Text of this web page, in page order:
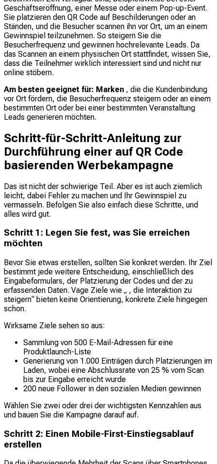
Geschäftseröffnung, einer Messe oder einem Pop-up-Event.
Sie platzieren den QR Code auf Beschilderungen oder an
Ständen, und die Besucher scannen ihn vor Ort, um an einem
Gewinnspiel teilzunehmen. So steigern Sie die
Besucherfrequenz und gewinnen hochrelevante Leads. Da
das Scannen an einem physischen Ort stattfindet, wissen Sie,
dass die Teilnehmer wirklich interessiert sind und nicht nur
online stöbern.
Am besten geeignet für: Marken , die die Kundenbindung
vor Ort fördern, die Besucherfrequenz steigern oder an einem
bestimmten Ort oder bei einer bestimmten Veranstaltung
Leads generieren möchten.
Schritt-für-Schritt-Anleitung zur
Durchführung einer auf QR Code
basierenden Werbekampagne
Das ist nicht der schwierige Teil. Aber es ist auch ziemlich
leicht, dabei Fehler zu machen und Ihr Gewinnspiel zu
vermasseln. Befolgen Sie also einfach diese Schritte, und
alles wird gut.
Schritt 1: Legen Sie fest, was Sie erreichen
möchten
Bevor Sie etwas erstellen, sollten Sie konkret werden. Ihr Ziel
bestimmt jede weitere Entscheidung, einschließlich des
Eingabeformulars, der Platzierung der Codes und der zu
erfassenden Daten. Vage Ziele wie „ , die Interaktion zu
steigern“ bieten keine Orientierung, konkrete Ziele hingegen
schon.
Wirksame Ziele sehen so aus:
Sammlung von 500 E-Mail-Adressen für eine
Produktlaunch-Liste
Generierung von 1.000 Einträgen durch Platzierungen im
Laden, wobei eine Abschlussrate von 25 % vom Scan
bis zur Eingabe erreicht wurde
200 neue Follower in den sozialen Medien gewinnen
Wählen Sie zwei oder drei der wichtigsten Kennzahlen aus
und bauen Sie die Kampagne darauf auf.
Schritt 2: Einen Mobile-First-Einstiegsablauf
erstellen